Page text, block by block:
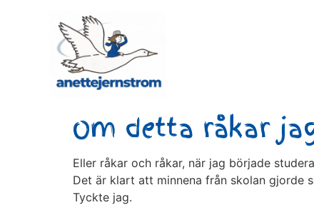
Om detta råkar
Eller råkar och råkar, när jag började
Det är klart att minnena från skolan gjorde
Tyckte jag.